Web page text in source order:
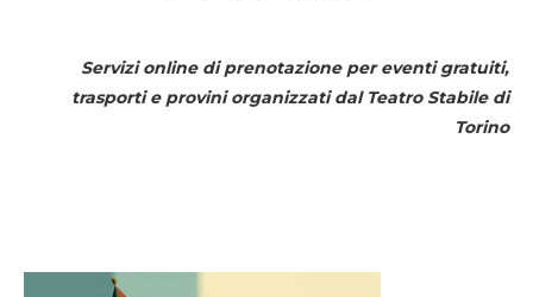
Servizi online di prenotazione per eventi gratuiti,
trasporti e provini organizzati dal Teatro Stabile di
Torino